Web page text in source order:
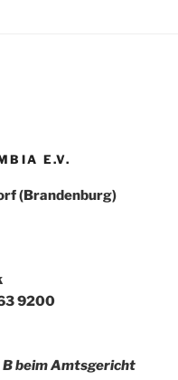
E.V.
(Brandenburg)
9200
B beim Amtsgericht